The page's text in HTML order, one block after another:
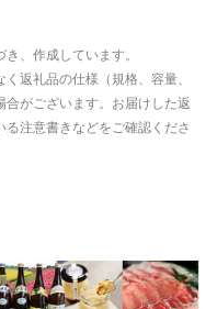
、作成しています。
返礼品の仕様（規格、容量、
がございます。お届けした返
注意書きなどをご確認くださ